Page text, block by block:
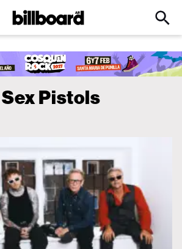
Billboard
Click
Input
Sex Pistols